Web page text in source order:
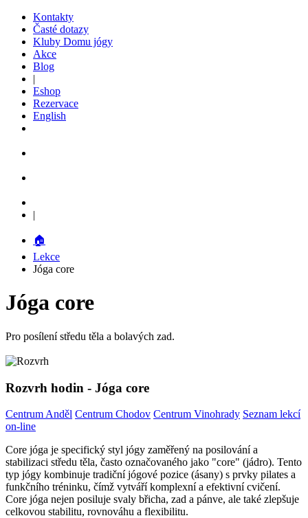
Kontakty
Časté dotazy
Kluby Domu jógy
Akce
Blog
|
Eshop
Rezervace
English
|
🏠
Lekce
Jóga core
Jóga core
Pro posílení středu těla a bolavých zad.
Rozvrh hodin - Jóga core
Centrum Anděl Centrum Chodov Centrum Vinohrady Seznam lekcí
on-line
Core jóga je specifický styl jógy zaměřený na posilování a
stabilizaci středu těla, často označovaného jako "core" (jádro). Tento
typ jógy kombinuje tradiční jógové pozice (ásany) s prvky pilates a
funkčního tréninku, čímž vytváří komplexní a efektivní cvičení.
Core jóga nejen posiluje svaly břicha, zad a pánve, ale také zlepšuje
celkovou stabilitu, rovnováhu a flexibilitu.